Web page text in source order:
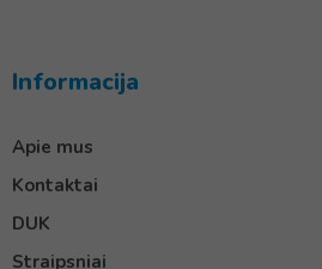
Informacija
Apie mus
Kontaktai
DUK
Straipsniai